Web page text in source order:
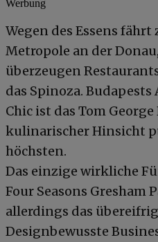
Werbung
Wegen des Essens
Metropole an der
überzeugen
das Spinoza.
Chic ist das Tom
kulinarischer Hinsicht
höchsten.
Das einzige wirkliche
Four Seasons Gresham
allerdings das
Designbewusste